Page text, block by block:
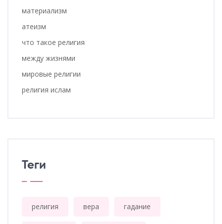
материализм
атеизм
что такое религия
между жизнями
мировые религии
религия ислам
Теги
религия вера гадание